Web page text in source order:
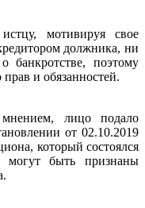
мотивируя свое
должника, ни
банкротстве, поэтому
прав и обязанностей.
лицо подало
от 02.10.2019
который состоялся
могут быть признаны